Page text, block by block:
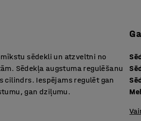
sēdekli un atzveltni no
Sēdekļa augstuma regulēšanu
cilindrs. Iespējams regulēt gan
gan dziļumu.